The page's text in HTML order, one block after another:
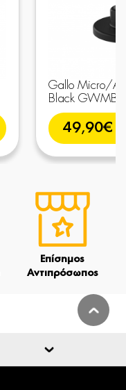
Gallo Micro/
Black GWMB
49,90€
Επίσημος
Αντιπρόσωπος